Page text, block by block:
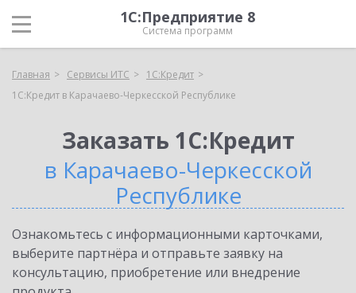
1С:Предприятие 8
Система программ
Главная Сервисы ИТС
1С:Кредит
1С:Кредит в Карачаево-Черкесской Республике
Заказать 1С:Кредит
в Карачаево-Черкесской
Республике
Ознакомьтесь с информационными карточками,
выберите партнёра и отправьте заявку на
консультацию, приобретение или внедрение